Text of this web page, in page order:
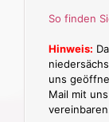
So finden
Hinweis:
uns
Mail mit